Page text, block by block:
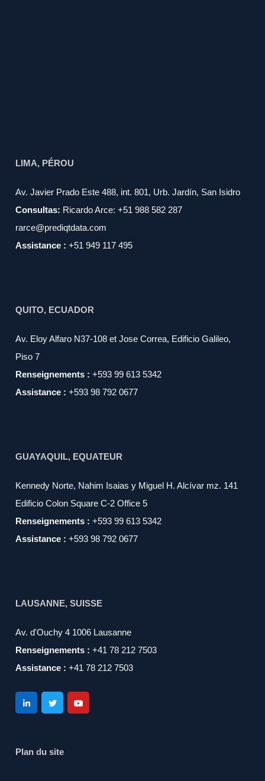
LIMA, PÉROU
Av. Javier Prado Este 488, int. 801, Urb. Jardín, San Isidro
Consultas: Ricardo Arce: +51 988 582 287
rarce@prediqtdata.com
Assistance : +51 949 117 495
QUITO, ECUADOR
Av. Eloy Alfaro N37-108 et Jose Correa, Edificio Galileo,
Piso 7
Renseignements : +593 99 613 5342
Assistance : +593 98 792 0677
GUAYAQUIL, EQUATEUR
Kennedy Norte, Nahim Isaias y Miguel H. Alcívar mz. 141
Edificio Colon Square C-2 Office 5
Renseignements : +593 99 613 5342
Assistance : +593 98 792 0677
LAUSANNE, SUISSE
Av. d'Ouchy 4 1006 Lausanne
Renseignements : +41 78 212 7503
Assistance : +41 78 212 7503
Plan du site